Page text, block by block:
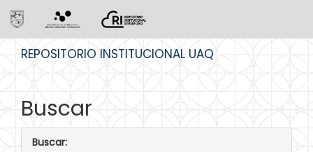
REPOSITORIO INSTITUCIONAL UAQ
Buscar
Buscar: